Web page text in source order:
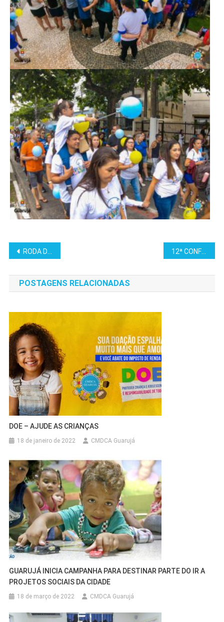
RODA DANÇANTE – CONFERÊNCIA LIVRE DOS DIREITOS DA CRIANÇA E DO ADOLESCENTE​
POSTAGENS RELACIONADAS
DOE – AJUDE AS CRIANÇAS
18 de janeiro de 2022 CMDCA Guarujá
GUARUJÁ INICIA CAMPANHA PARA DESTINAR PARTE DO IR A
PROJETOS SOCIAIS DA CIDADE
18 de março de 2022 CMDCA Guarujá